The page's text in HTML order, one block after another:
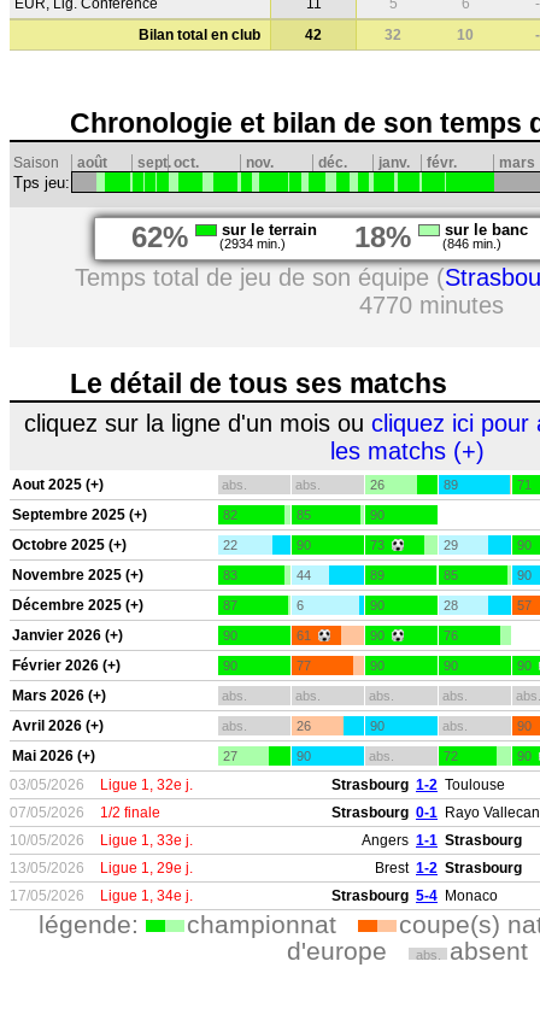
EUR, Lig. Conférence
11 5 6
-
Bilan total en club
42 32 10 -
Chronologie et bilan de son temps
Saison août sept.oct. nov. déc. janv. févr. mars
Tps jeu:
62% sur le terrain
(2934 min.) 18% sur le banc
(846 min.)
Temps total de jeu de son équipe (
4770 minutes
Le détail de tous ses matchs
cliquez sur la ligne d'un mois ou cliquez ici pour
les matchs (+)
Aout 2025 (+) abs. abs. 26 89 71
Septembre 2025 (+) 82 85 90
Octobre 2025 (+) 22 90 73 29 90
Novembre 2025 (+) 83 44 89 85 90
Décembre 2025 (+) 87 6 90 28 57
Janvier 2026 (+) 90 61 90 76
Février 2026 (+) 90 77 90 90 90
Mars 2026 (+) abs. abs. abs. abs. abs.
Avril 2026 (+) abs. 26 90 abs. 90
Mai 2026 (+) 27 90 abs. 72 90
03/05/2026 Ligue 1, 32e j. Strasbourg 1-2 Toulouse
07/05/2026
1/2 finale Strasbourg 0-1 Rayo
10/05/2026
Ligue 1, 33e j. Angers 1-1 Strasbourg
13/05/2026
Ligue 1, 29e j. Brest 1-2 Strasbourg
17/05/2026
Ligue 1, 34e j. Strasbourg 5-4 Monaco
légende: championnat
coupe(s)
d'europe
abs. absent